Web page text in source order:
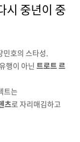
시 중년이 중
민호의 스타성.
행이 아닌 트로트 르
트는
츠로 자리매김하고